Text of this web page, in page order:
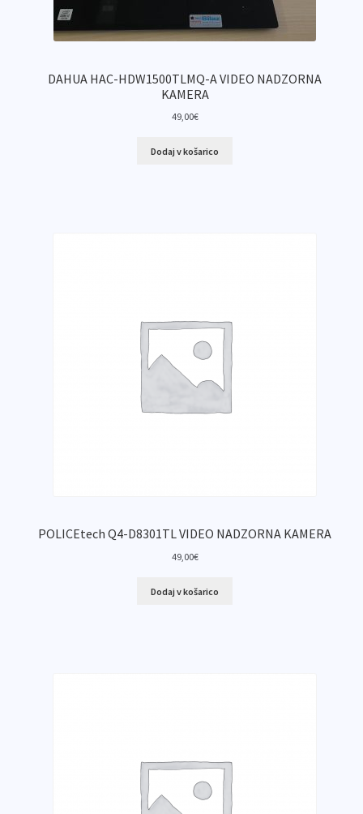
DAHUA HAC-HDW1500TLMQ-A VIDEO NADZORNA
KAMERA
49,00€
Dodaj v košarico
POLICEtech Q4-D8301TL VIDEO NADZORNA KAMERA
49,00€
Dodaj v košarico